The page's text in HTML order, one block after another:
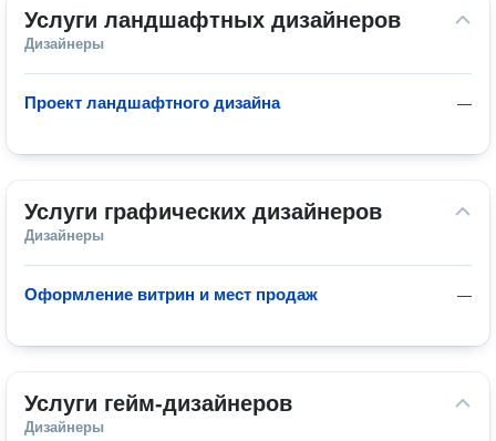
Услуги ландшафтных дизайнеров
Дизайнеры
—
Проект ландшафтного дизайна
Услуги графических дизайнеров
Дизайнеры
—
Оформление витрин и мест продаж
Услуги гейм-дизайнеров
Дизайнеры